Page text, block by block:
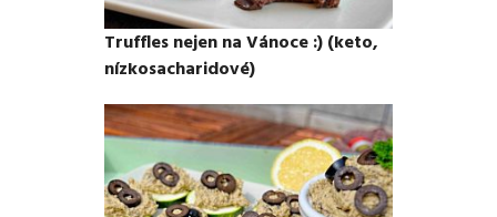
Truffles nejen na Vánoce :) (keto,
nízkosacharidové)